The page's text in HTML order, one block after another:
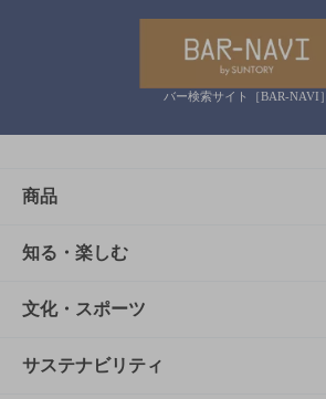
バー検索サイト［BAR-NAVI］
商品
商品TOP
商品一覧
商品発売情報
知る・楽しむ
知る・楽しむTOP
キャンペーン
文化・スポーツ
文化・スポーツTOP
サステナビリティ